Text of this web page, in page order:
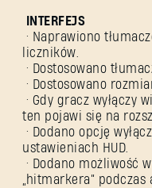
INTERFEJS
• Naprawiono
liczników.
• Dostosowano
• Dostosowano
• Gdy gracz wyłączy
ten pojawi się na
• Dodano opcję
ustawieniach HUD.
• Dodano możliwość
„hitmarkera” podczas